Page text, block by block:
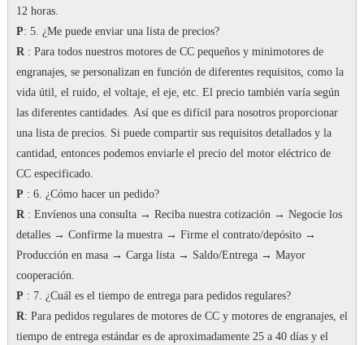
12 horas.
P: 5. ¿Me puede enviar una lista de precios?
R: Para todos nuestros motores de CC pequeños y minimotores de
engranajes, se personalizan en función de diferentes requisitos, como la
vida útil, el ruido, el voltaje, el eje, etc. El precio también varía según
las diferentes cantidades. Así que es difícil para nosotros proporcionar
una lista de precios. Si puede compartir sus requisitos detallados y la
cantidad, entonces podemos enviarle el precio del motor eléctrico de
CC especificado.
P : 6. ¿Cómo hacer un pedido?
R: Envíenos una consulta → Reciba nuestra cotización → Negocie los
detalles → Confirme la muestra → Firme el contrato/depósito →
Producción en masa → Carga lista → Saldo/Entrega → Mayor
cooperación.
P : 7. ¿Cuál es el tiempo de entrega para pedidos regulares?
R: Para pedidos regulares de motores de CC y motores de engranajes, el
tiempo de entrega estándar es de aproximadamente 25 a 40 días y el